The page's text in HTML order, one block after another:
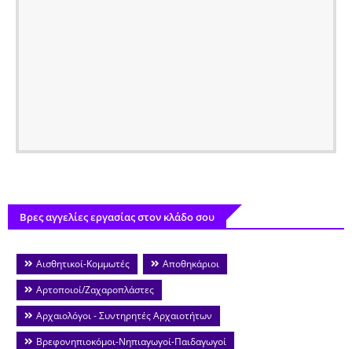
Βρες αγγελίες εργασίας στον κλάδο σου
Αισθητικοί-Κομμωτές
Αποθηκάριοι
Αρτοποιοί/Ζαχαροπλάστες
Αρχαιολόγοι - Συντηρητές Αρχαιοτήτων
Βρεφονηπιοκόμοι-Νηπιαγωγοί-Παιδαγωγοί